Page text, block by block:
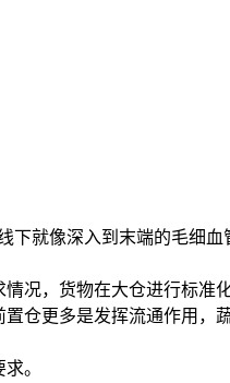
下就像深入到末端的毛细
况，货物在大仓进行标
仓更多是发挥流通作用，
。